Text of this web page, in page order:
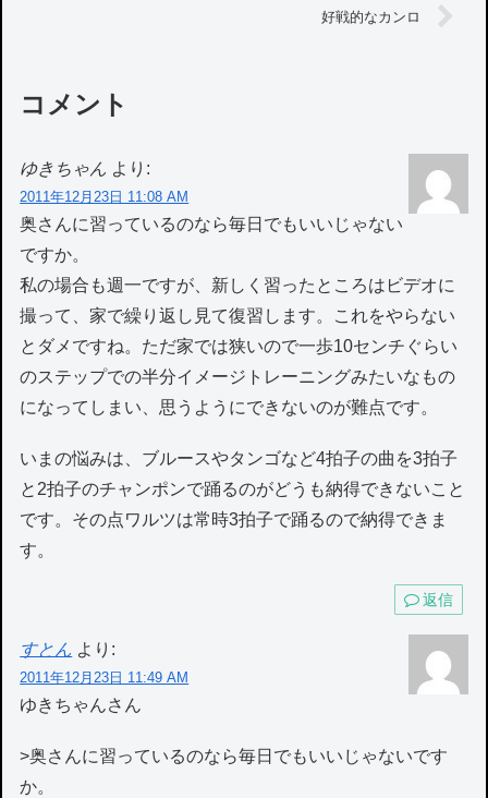
好戦的なカンロ
コメント
ゆきちゃん より:
2011年12月23日 11:08 AM
奥さんに習っているのなら毎日でもいいじゃない
ですか。
私の場合も週一ですが、新しく習ったところはビデオに
撮って、家で繰り返し見て復習します。これをやらない
とダメですね。ただ家では狭いので一歩10センチぐらい
のステップでの半分イメージトレーニングみたいなもの
になってしまい、思うようにできないのが難点です。
いまの悩みは、ブルースやタンゴなど4拍子の曲を3拍子
と2拍子のチャンポンで踊るのがどうも納得できないこと
です。その点ワルツは常時3拍子で踊るので納得できま
す。
返信
すとん より:
2011年12月23日 11:49 AM
ゆきちゃんさん
>奥さんに習っているのなら毎日でもいいじゃないです
か。